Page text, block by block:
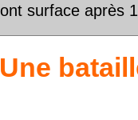
surface après
Une